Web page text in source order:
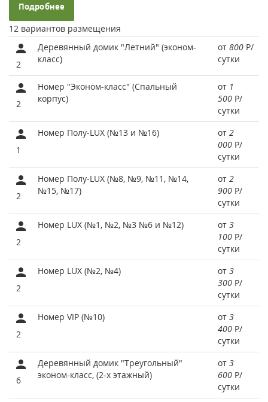
Подробнее
12 вариантов размещения
2
Деревянный домик "Летний" (эконом-
класс)
от 800 Р/
сутки
2
Номер "Эконом-класс" (Спальный
корпус)
от 1
500 Р/
сутки
1
Номер Полу-LUX (№13 и №16) от 2
000 Р/
сутки
2
Номер Полу-LUX (№8, №9, №11, №14,
№15, №17)
от 2
900 Р/
сутки
2
Номер LUX (№1, №2, №3 №6 и №12) от 3
100 Р/
сутки
2
Номер LUX (№2, №4) от 3
300 Р/
сутки
2
Номер VIP (№10) от 3
400 Р/
сутки
6
Деревянный домик "Треугольный"
эконом-класс, (2-х этажный)
от 3
600 Р/
сутки